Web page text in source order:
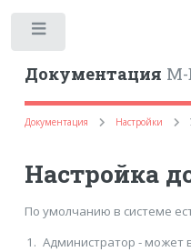
Документация
Документация Настройки
Настройка
По умолчанию в системе
Администратор - может